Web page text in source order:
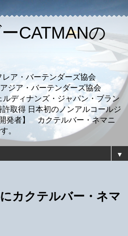
CATMANの
レア・バーテンダーズ協会
ジア・バーテンダーズ協会
ルディナンズ・ジャパン・ブラン
許取得 日本初のノンアルコールジ
発者】 カクテルバー・ネマニ
。
▼
カクテルバー・ネマ